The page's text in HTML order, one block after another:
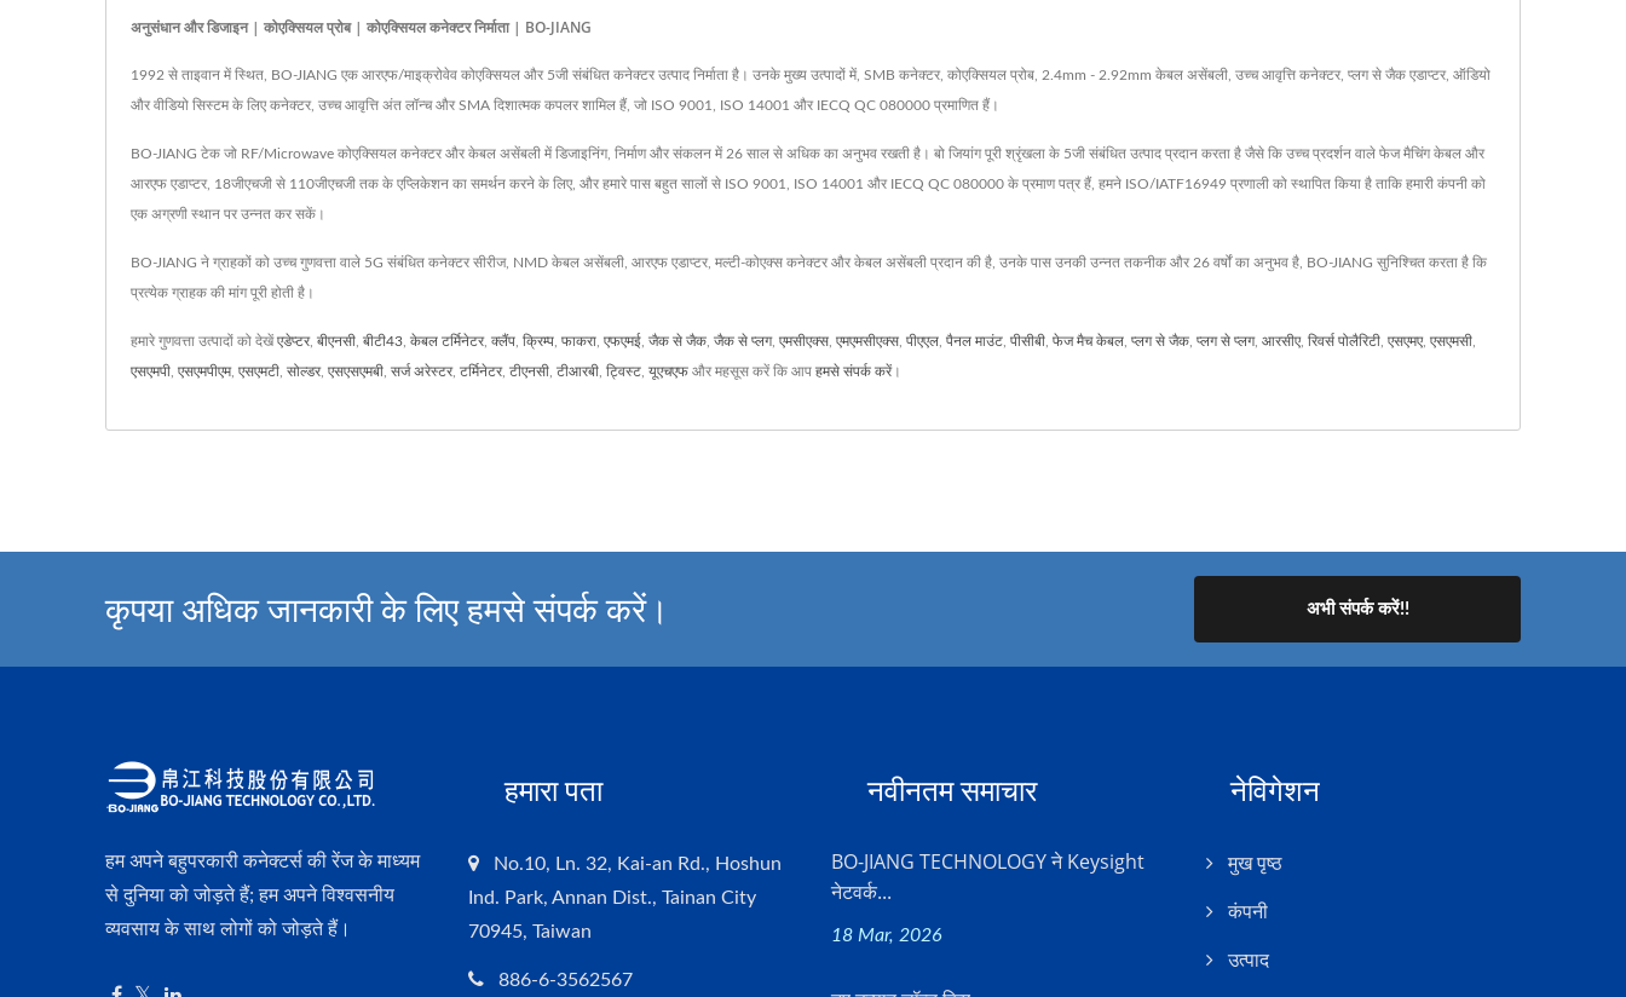
अनुसंधान और डिजाइन | कोएक्सियल प्रोब | कोएक्सियल कनेक्टर निर्माता | BO-JIANG
1992 से ताइवान में स्थित, BO-JIANG एक आरएफ/माइक्रोवेव कोएक्सियल और 5जी संबंधित कनेक्टर उत्पाद निर्माता है। उनके मुख्य उत्पादों में, SMB कनेक्टर, कोएक्सियल प्रोब, 2.4mm - 2.92mm केबल असेंबली, उच्च आवृत्ति कनेक्टर, प्लग से जैक एडाप्टर, ऑडियो
और वीडियो सिस्टम के लिए कनेक्टर, उच्च आवृत्ति अंत लॉन्च और SMA दिशात्मक कपलर शामिल हैं, जो ISO 9001, ISO 14001 और IECQ QC 080000 प्रमाणित हैं।
BO-JIANG टेक जो RF/Microwave कोएक्सियल कनेक्टर और केबल असेंबली में डिजाइनिंग, निर्माण और संकलन में 26 साल से अधिक का अनुभव रखती है। बो जियांग पूरी श्रृंखला के 5जी संबंधित उत्पाद प्रदान करता है जैसे कि उच्च प्रदर्शन वाले फेज मैचिंग केबल और
आरएफ एडाप्टर, 18जीएचजी से 110जीएचजी तक के एप्लिकेशन का समर्थन करने के लिए, और हमारे पास बहुत सालों से ISO 9001, ISO 14001 और IECQ QC 080000 के प्रमाण पत्र हैं, हमने ISO/IATF16949 प्रणाली को स्थापित किया है ताकि हमारी कंपनी को
एक अग्रणी स्थान पर उन्नत कर सकें।
BO-JIANG ने ग्राहकों को उच्च गुणवत्ता वाले 5G संबंधित कनेक्टर सीरीज, NMD केबल असेंबली, आरएफ एडाप्टर, मल्टी-कोएक्स कनेक्टर और केबल असेंबली प्रदान की है, उनके पास उनकी उन्नत तकनीक और 26 वर्षों का अनुभव है, BO-JIANG सुनिश्चित करता है कि
प्रत्येक ग्राहक की मांग पूरी होती है।
हमारे गुणवत्ता उत्पादों को देखेंएडेप्टर, बीएनसी बीटी43 केबल टर्मिनेटर, क्लैंप क्रिम्प फाकरा एफएमई जैक से जैक जैक से प्लग, एमसीएक्स एमएमसीएक्स पीएएल पैनल माउंट पीसीबी फेज मैच केबल प्लग से जैक प्लग से प्लग, आरसीए, रिवर्स पोलैरिटी एसएमए, एसएमसी
एसएमपी एसएमपीएम, एसएमटी सोल्डर, एसएसएमबी सर्ज अरेस्टर, टर्मिनेटर, टीएनसी टीआरबी ट्विस्ट यूएचएफ और महसूस करें कि आप हमसे संपर्क करें।
कृपया अधिक जानकारी के लिए हमसे संपर्क करें। अभी संपर्क करें!!
हम अपने बहुपरकारी कनेक्टर्स की रेंज के माध्यम
से दुनिया को जोड़ते हैं; हम अपने विश्वसनीय
व्यवसाय के साथ लोगों को जोड़ते हैं।
हमारा पता
No.10, Ln. 32, Kai-an Rd., Hoshun
Ind. Park, Annan Dist., Tainan City
70945, Taiwan
886-6-3562567
नवीनतम समाचार
BO-JIANG TECHNOLOGY ने Keysight
नेटवर्क...
18 Mar, 2026
नेविगेशन
मुख पृष्ठ
कंपनी
उत्पाद